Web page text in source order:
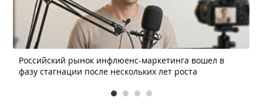
Российский рынок инфлюенс-маркетинга вошел в
фазу стагнации после нескольких лет роста